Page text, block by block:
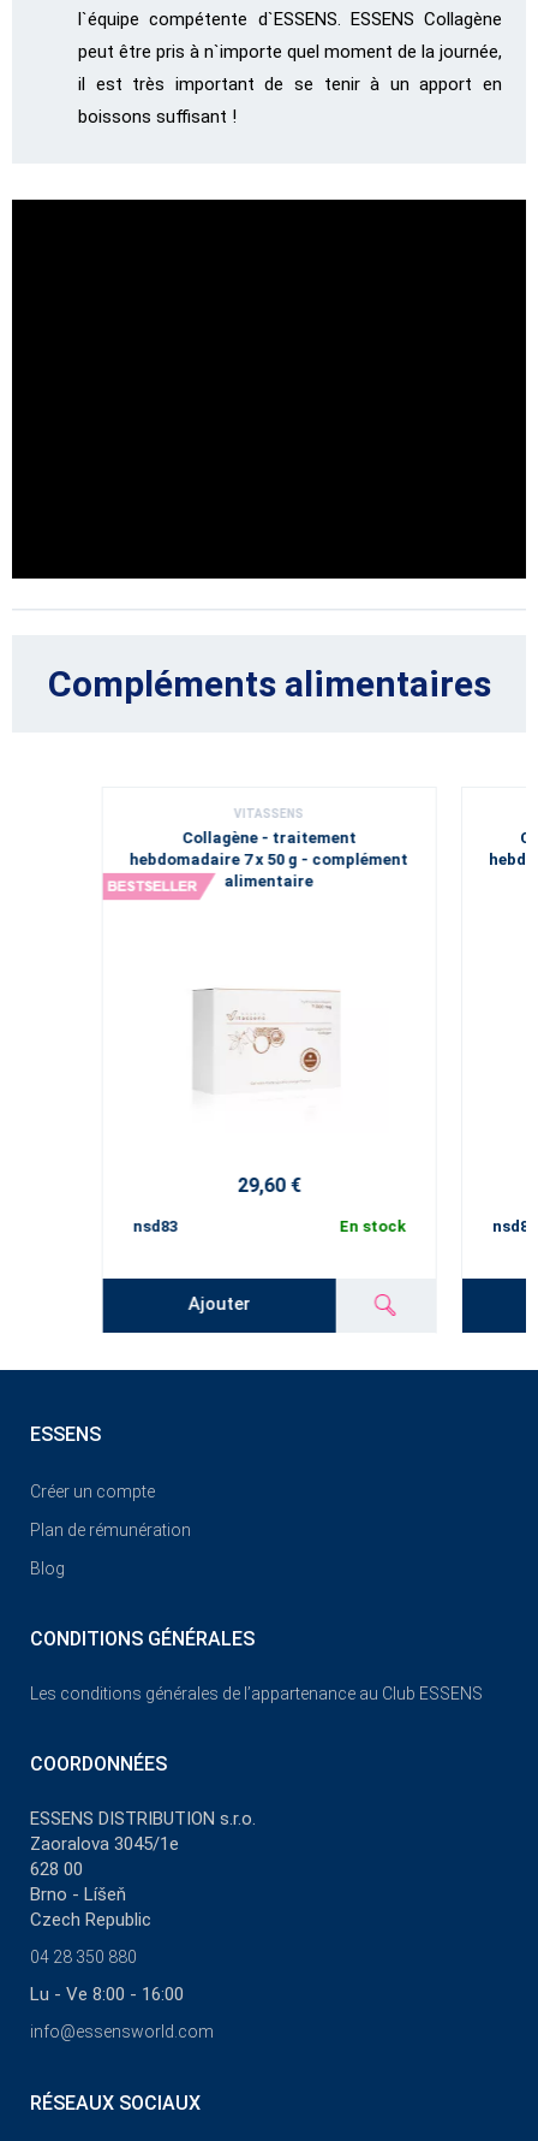
l`équipe compétente d`ESSENS. ESSENS Collagène
peut être pris à n`importe quel moment de la journée,
il est très important de se tenir à un apport en
boissons suffisant !
Compléments alimentaires
VITASSENS
Collagène - traitement
hebdomadaire 7 x 50 g - complément
alimentaire
29,60 €
nsd83 En stock
Ajouter
nsd84
ESSENS
Créer un compte
Plan de rémunération
Blog
CONDITIONS GÉNÉRALES
Les conditions générales de l’appartenance au Club ESSENS
COORDONNÉES
ESSENS DISTRIBUTION s.r.o.
Zaoralova 3045/1e
628 00
Brno - Líšeň
Czech Republic
04 28 350 880
Lu - Ve 8:00 - 16:00
info@essensworld.com
RÉSEAUX SOCIAUX